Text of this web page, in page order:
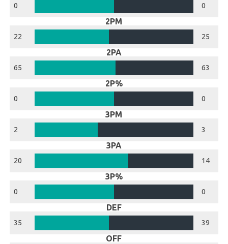
0 0
2PM
22 25
2PA
65 63
2P%
0 0
3PM
2 3
3PA
20 14
3P%
0 0
DEF
35 39
OFF